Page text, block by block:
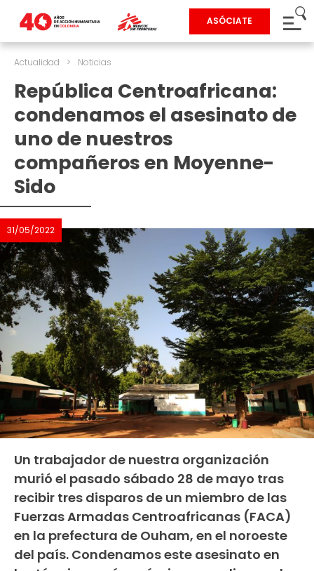
ASÓCIATE
Actualidad > Noticias
República Centroafricana:
condenamos el asesinato de
uno de nuestros
compañeros en Moyenne-
Sido
31/05/2022
Un trabajador de nuestra organización
murió el pasado sábado 28 de mayo tras
recibir tres disparos de un miembro de las
Fuerzas Armadas Centroafricanas (FACA)
en la prefectura de Ouham, en el noroeste
del país. Condenamos este asesinato en